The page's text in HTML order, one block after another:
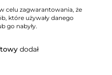
celu zagwarantowania, że
które używały danego
go nabyły.
dodał